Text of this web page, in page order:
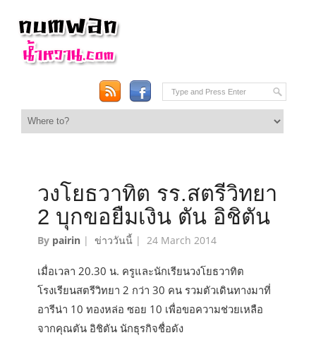
วงโยธวาทิต รร.สตรีวิทยา
2 บุกขอยืมเงิน ตัน อิชิตัน
By pairin |ข่าววันนี้ |24 March 2014
เมื่อเวลา 20.30 น. ครูและนักเรียนวงโยธวาทิต
โรงเรียนสตรีวิทยา 2 กว่า 30 คน รวมตัวเดินทางมาที่
อารีน่า 10 ทองหล่อ ซอย 10 เพื่อขอความช่วยเหลือ
จากคุณตัน อิชิตัน นักธุรกิจชื่อดัง